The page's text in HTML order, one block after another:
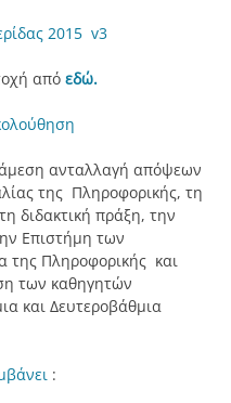
2015 v3
από εδώ.
ανταλλαγή απόψεων
της Πληροφορικής, τη
διδακτική πράξη, την
Επιστήμη των
της Πληροφορικής και
των καθηγητών
και Δευτεροβάθμια
: